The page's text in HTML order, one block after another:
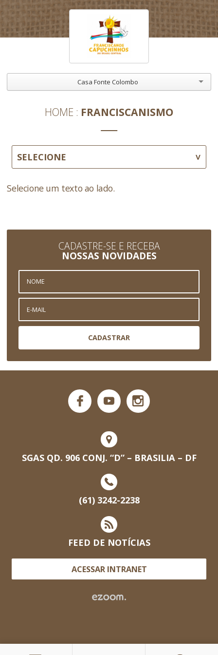
Casa Fonte Colombo
HOME FRANCISCANISMO
SELECIONE
Selecione um texto ao lado.
CADASTRE-SE E RECEBA
NOSSAS NOVIDADES
CADASTRAR
SGAS QD. 906 CONJ. “D” – BRASILIA – DF
(61) 3242-2238
FEED DE NOTÍCIAS
ACESSAR INTRANET